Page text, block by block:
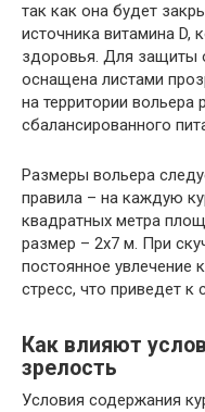
так как она будет
источника витамина D,
здоровья. Для защиты
оснащена листами
на территории вольера
сбалансированного
Размеры вольера
правила – на каждую
квадратных метра
размер – 2х7 м. При
постоянное
стресс, что приведет
Как влияют
зрелость
Условия содержания